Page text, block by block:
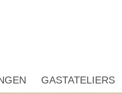
GASTATELIERS